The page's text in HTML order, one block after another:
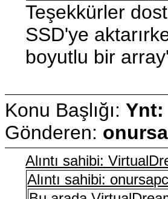
Teşekkürler
SSD'ye
boyutlu bir
Konu Başlığı: Ynt:
Gönderen:
Alıntı sahibi:
Alıntı sahibi: